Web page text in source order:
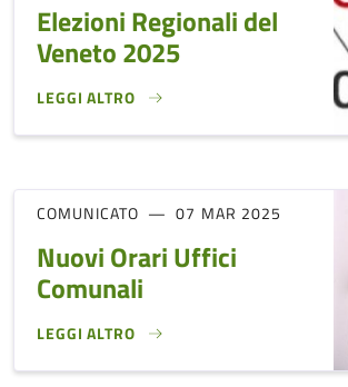
Elezioni Regionali del
Veneto 2025
LEGGI ALTRO
ELEZIONI REGIONALI DEL VENETO 2025}
COMUNICATO 07 MAR 2025
Nuovi Orari Uffici
Comunali
LEGGI ALTRO
NUOVI ORARI UFFICI COMUNALI}